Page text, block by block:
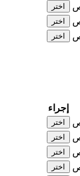
اختر
اختر
اختر
إجراء
اختر
اختر
اختر
اختر